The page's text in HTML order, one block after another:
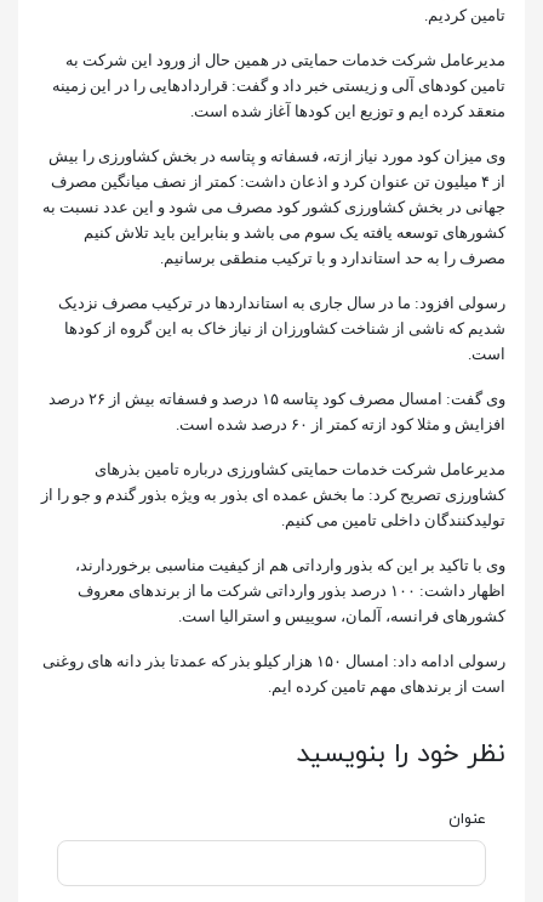
تامین کردیم.
مدیرعامل شرکت خدمات حمایتی در همین حال از ورود این شرکت به
تامین کودهای آلی و زیستی خبر داد و گفت: قراردادهایی را در این زمینه
منعقد کرده ایم و توزیع این کودها آغاز شده است.
وی میزان کود مورد نیاز ازته، فسفاته و پتاسه در بخش کشاورزی را بیش
از ۴ میلیون تن عنوان کرد و اذعان داشت: کمتر از نصف میانگین مصرف
جهانی در بخش کشاورزی کشور کود مصرف می شود و این عدد نسبت به
کشورهای توسعه یافته یک سوم می باشد و بنابراین باید تلاش کنیم
مصرف را به حد استاندارد و با ترکیب منطقی برسانیم.
رسولی افزود: ما در سال جاری به استانداردها در ترکیب مصرف نزدیک
شدیم که ناشی از شناخت کشاورزان از نیاز خاک به این گروه از کودها
است.
وی گفت: امسال مصرف کود پتاسه ۱۵ درصد و فسفاته بیش از ۲۶ درصد
افزایش و مثلا کود ازته کمتر از ۶۰ درصد شده است.
مدیرعامل شرکت خدمات حمایتی کشاورزی درباره تامین بذرهای
کشاورزی تصریح کرد: ما بخش عمده ای بذور به ویژه بذور گندم و جو را از
تولیدکنندگان داخلی تامین می کنیم.
وی با تاکید بر این که بذور وارداتی هم از کیفیت مناسبی برخوردارند،
اظهار داشت: ۱۰۰ درصد بذور وارداتی شرکت ما از برندهای معروف
کشورهای فرانسه، آلمان، سوییس و استرالیا است.
رسولی ادامه داد: امسال ۱۵۰ هزار کیلو بذر که عمدتا بذر دانه های روغنی
است از برندهای مهم تامین کرده ایم.
نظر خود را بنویسید
عنوان